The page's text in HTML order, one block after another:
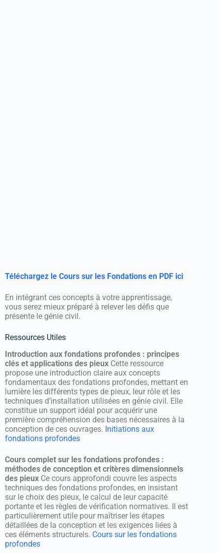
Téléchargez le Cours sur les Fondations en PDF ici
En intégrant ces concepts à votre apprentissage,
vous serez mieux préparé à relever les défis que
présente le génie civil.
Ressources Utiles
Introduction aux fondations profondes : principes
clés et applications des pieux Cette ressource
propose une introduction claire aux concepts
fondamentaux des fondations profondes, mettant en
lumière les différents types de pieux, leur rôle et les
techniques d’installation utilisées en génie civil. Elle
constitue un support idéal pour acquérir une
première compréhension des bases nécessaires à la
conception de ces ouvrages. Initiations aux
fondations profondes
Cours complet sur les fondations profondes :
méthodes de conception et critères dimensionnels
des pieux Ce cours approfondi couvre les aspects
techniques des fondations profondes, en insistant
sur le choix des pieux, le calcul de leur capacité
portante et les règles de vérification normatives. Il est
particulièrement utile pour maîtriser les étapes
détaillées de la conception et les exigences liées à
ces éléments structurels. Cours sur les fondations
profondes